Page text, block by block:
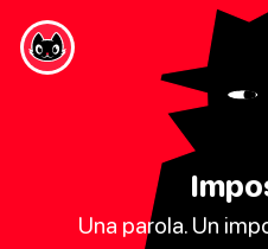
Una parola. Un